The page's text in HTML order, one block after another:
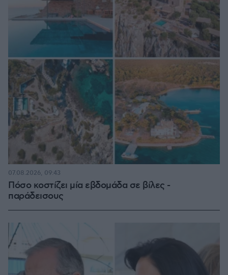
Πόσο κοστίζει μία εβδομάδα σε βίλες -
παράδεισους
07.08.2026, 09:43